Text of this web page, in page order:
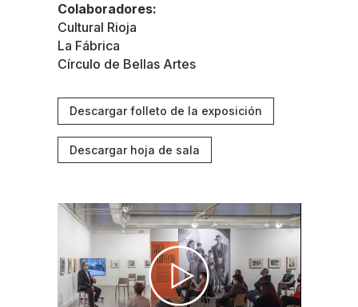
Colaboradores:
Cultural Rioja
La Fábrica
Círculo de Bellas Artes
Descargar folleto de la exposición
Descargar hoja de sala